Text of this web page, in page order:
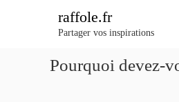
raffole.fr
Partager vos inspirations
Pourquoi devez-